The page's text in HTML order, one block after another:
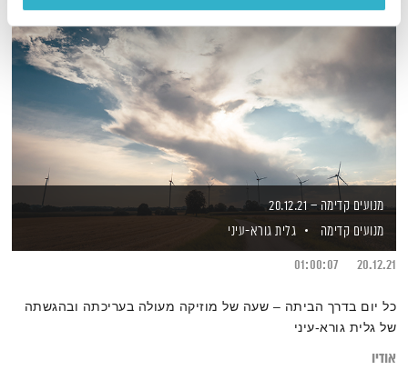
מנועים קדימה – 20.12.21
מנועים קדימה
גלית גורא-עיני
20.12.21
01:00:07
כל יום בדרך הביתה – שעה של מוזיקה מעולה בעריכתה ובהגשתה
של גלית גורא-עיני
אודיו